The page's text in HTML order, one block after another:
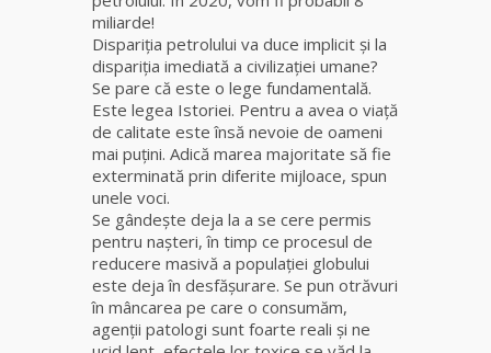
Somerda
puternică
vrăjitoare
de magie
albă și
Clarvăzătoarea
miliarde!
Dispariţia petrolului va duce implicit şi la
dispariţia imediată a civilizaţiei umane?
Se pare că este o lege fundamentală.
Este legea Istoriei. Pentru a avea o viaţă
de calitate este însă nevoie de oameni
mai puţini. Adică marea majoritate să fie
exterminată prin diferite mijloace, spun
unele voci.
Se gândeşte deja la a se cere permis
pentru naşteri, în timp ce procesul de
reducere masivă a populaţiei globului
este deja în desfăşurare. Se pun otrăvuri
în mâncarea pe care o consumăm,
agenţii patologi sunt foarte reali şi ne